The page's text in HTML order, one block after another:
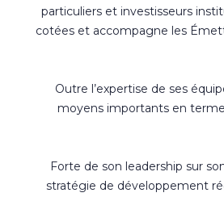
particuliers et investisseurs
cotées et accompagne les
Outre l’expertise de ses
moyens importants en
Forte de son leadership sur
stratégie de développement